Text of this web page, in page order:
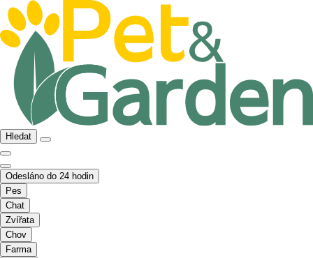
Hledat
Odesláno do 24 hodin
Pes
Chat
Zvířata
Chov
Farma